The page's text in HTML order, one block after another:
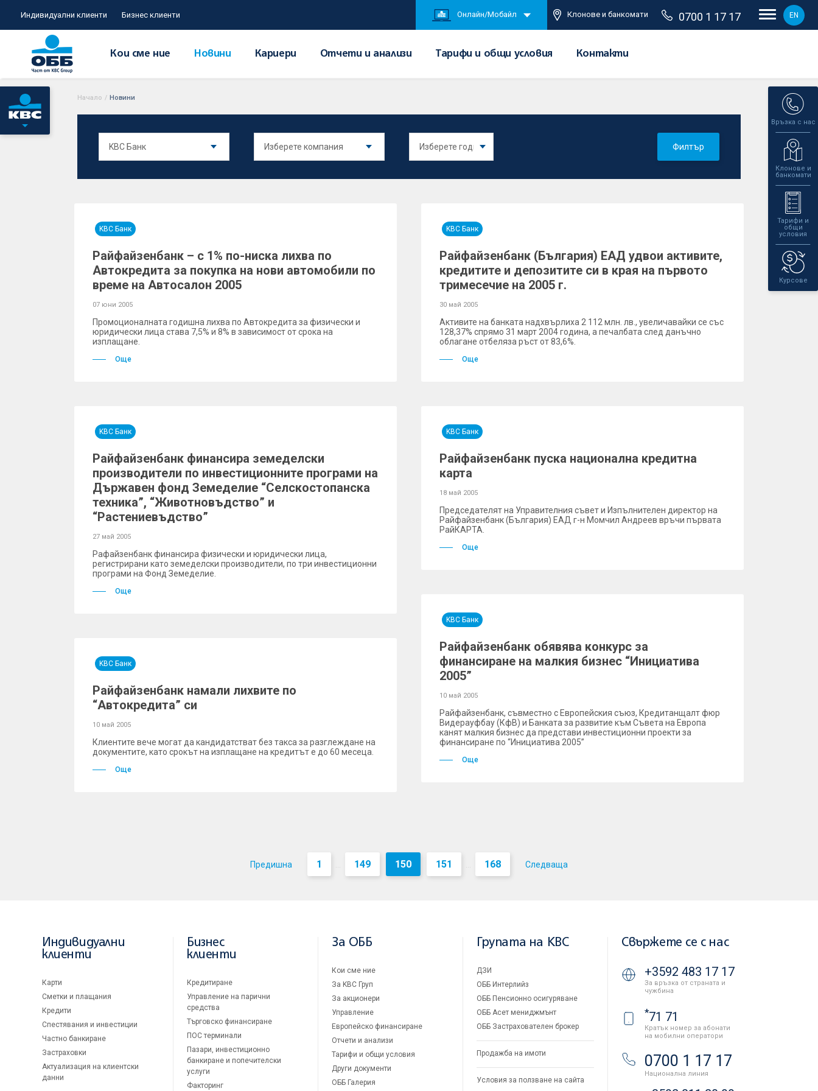
Индивидуални клиенти Бизнес клиенти Онлайн/Мобайл Клонове и банкомати 0700 1 17 17 EN
Кои сме ние Новини Кариери Отчети и анализи Тарифи и общи условия Контакти
Връзка с нас
Клонове и
банкомати
Тарифи и
общи
условия
Курсове
Начало / Новини
Филтър
KBC Банк
Райфайзенбанк – с 1% по-ниска лихва по
Автокредита за покупка на нови автомобили по
време на Автосалон 2005
07 юни 2005
Промоционалната годишна лихва по Автокредита за физически и
юридически лица става 7,5% и 8% в зависимост от срока на
изплащане.
Още
KBC Банк
Райфайзенбанк (България) ЕАД удвои активите,
кредитите и депозитите си в края на първото
тримесечие на 2005 г.
30 май 2005
Активите на банката надхвърлиха 2 112 млн. лв., увеличавайки се със
128,37% спрямо 31 март 2004 година, а печалбата след данъчно
облагане отбеляза ръст от 83,6%.
Още
KBC Банк
Райфайзенбанк финансира земеделски
производители по инвестиционните програми на
Държавен фонд Земеделие “Селскостопанска
техника”, “Животновъдство” и
“Растениевъдство”
27 май 2005
Рафайзенбанк финансира физически и юридически лица,
регистрирани като земеделски производители, по три инвестиционни
програми на Фонд Земеделие.
Още
KBC Банк
Райфайзенбанк пуска национална кредитна
карта
18 май 2005
Председателят на Управителния съвет и Изпълнителен директор на
Райфайзенбанк (България) ЕАД г-н Момчил Андреев връчи първата
РайКАРТА.
Още
KBC Банк
Райфайзенбанк намали лихвите по
“Автокредита” си
10 май 2005
Клиентите вече могат да кандидатстват без такса за разглеждане на
документитe, като срокът на изплащане на кредитът е до 60 месеца.
Още
KBC Банк
Райфайзенбанк обявява конкурс за
финансиране на малкия бизнес “Инициатива
2005”
10 май 2005
Райфайзенбанк, съвместно с Европейския съюз, Кредитанщалт фюр
Видерауфбау (КфВ) и Банката за развитие към Съвета на Европа
канят малкия бизнес да представи инвестиционни проекти за
финансиране по “Инициатива 2005”
Още
Предишна 1 ... 149 150 151 ... 168 Следваща
Индивидуални
клиенти
Карти
Сметки и плащания
Кредити
Спестявания и инвестиции
Частно банкиране
Застраховки
Актуализация на клиентски
данни
Бизнес
клиенти
Кредитиране
Управление на парични
средства
Търговско финансиране
ПОС терминали
Пазари, инвестиционно
банкиране и попечителски
услуги
Факторинг
За ОББ
Кои сме ние
За KBC Груп
За акционери
Управление
Европейско финансиране
Отчети и анализи
Тарифи и общи условия
Други документи
ОББ Галерия
Групата на KBC
ДЗИ
ОББ Интерлийз
ОББ Пенсионно осигуряване
ОББ Асет мениджмънт
ОББ Застрахователен брокер
Продажба на имоти
Условия за ползване на сайта
Свържете се с нас
+3592 483 17 17
За връзка от страната и
чужбина
*71 71
Кратък номер за абонати
на мобилни оператори
0700 1 17 17
Национална линия